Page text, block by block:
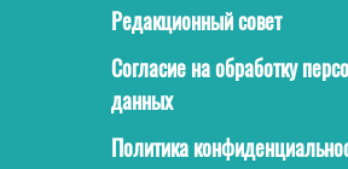
Редакционный совет
Согласие на обработку
данных
Политика